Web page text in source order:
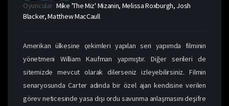
Oyuncular Mike 'The Miz' Mizanin, Melissa Roxburgh, Josh
Blacker, Matthew MacCaull
Amerikan ülkesine çekimleri yapılan seri yapımda filminin
yönetmeni William Kaufman yapmıştır. Diğer serileri de
sitemizde mevcut olarak dilerseniz izleyebilirsiniz. Filmin
senaryosunda Carter adında bir özel ajan kendisine verilen
görev neticesinde yasa dışı ordu savunma anlaşmasını deşifre